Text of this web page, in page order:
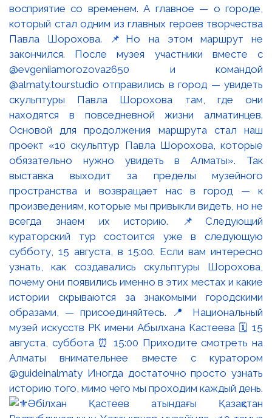
восприятие со временем. А главное — о городе,
который стал одним из главных героев творчества
Павла Шорохова. 📌Но на этом маршрут не
закончился. После музея участники вместе с
@evgeniiamorozova2650 и командой
@almaty.tourstudio отправились в город — увидеть
скульптуры Павла Шорохова там, где они
находятся в повседневной жизни алматинцев.
Основой для продолжения маршрута стал наш
проект «10 скульптур Павла Шорохова, которые
обязательно нужно увидеть в Алматы». Так
выставка выходит за пределы музейного
пространства и возвращает нас в город — к
произведениям, которые мы привыкли видеть, но не
всегда знаем их историю. 📌Следующий
кураторский тур состоится уже в следующую
субботу, 15 августа, в 15:00. Если вам интересно
узнать, как создавались скульптуры Шорохова,
почему они появились именно в этих местах и какие
истории скрываются за знакомыми городскими
образами, — присоединяйтесь. 📍 Национальный
музей искусств РК имени Абылхана Кастеева 🗓 15
августа, суббота ⏰ 15:00 Приходите смотреть на
Алматы внимательнее вместе с куратором
@guideinalmaty Иногда достаточно просто узнать
историю того, мимо чего мы проходим каждый день.